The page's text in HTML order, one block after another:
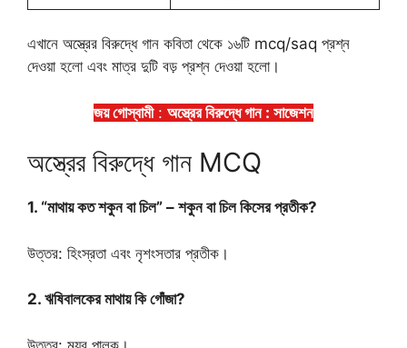
এখানে অস্ত্রের বিরুদ্ধে গান কবিতা থেকে ১৬টি mcq/saq প্রশ্ন
দেওয়া হলো এবং মাত্র দুটি বড় প্রশ্ন দেওয়া হলো।
জয় গোস্বামী: অস্ত্রের বিরুদ্ধে গান : সাজেশন
অস্ত্রের বিরুদ্ধে গান MCQ
1. “মাথায় কত শকুন বা চিল” – শকুন বা চিল কিসের প্রতীক?
উত্তর: হিংস্রতা এবং নৃশংসতার প্রতীক।
2. ঋষিবালকের মাথায় কি গোঁজা?